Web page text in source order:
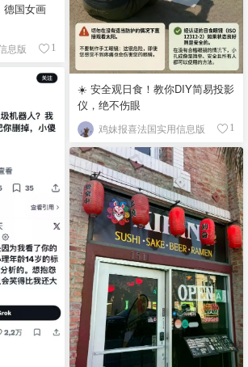
德国女画
息版 1
☀️ 安全观日食！教你DIY简易投影
仪，绝不伤眼
鸡妹报喜法国实用信息版 1